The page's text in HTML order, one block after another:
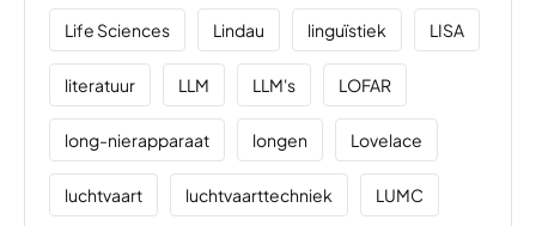
Life Sciences Lindau linguïstiek LISA
literatuur LLM LLM's LOFAR
long-nierapparaat longen Lovelace
luchtvaart luchtvaarttechniek LUMC